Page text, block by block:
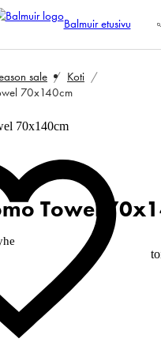
Balmuir etusivu
sale
Koti
70x140cm
Towel